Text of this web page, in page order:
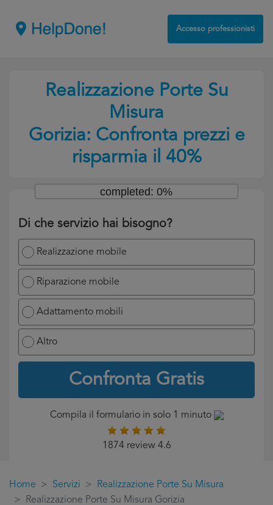
Accesso professionisti
Realizzazione Porte Su
Misura
Gorizia: Confronta prezzi e
risparmia il 40%
Di che servizio hai bisogno?
Realizzazione mobile
Riparazione mobile
Adattamento mobili
Altro
Confronta Gratis
completed: 0%
Compila il formulario in solo 1 minuto
1874 review 4.6
Home Servizi
Realizzazione Porte Su Misura
Realizzazione Porte Su Misura Gorizia